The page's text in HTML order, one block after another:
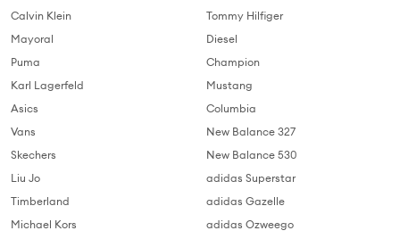
Calvin Klein
Mayoral
Puma
Karl Lagerfeld
Asics
Vans
Skechers
Liu Jo
Timberland
Michael Kors
Tommy Hilfiger
Diesel
Champion
Mustang
Columbia
New Balance 327
New Balance 530
adidas Superstar
adidas Gazelle
adidas Ozweego